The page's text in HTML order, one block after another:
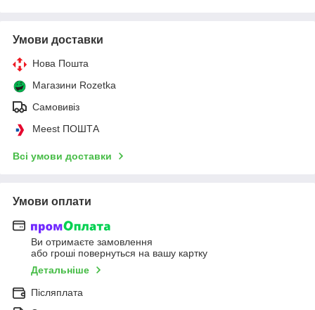
Умови доставки
Нова Пошта
Магазини Rozetka
Самовивіз
Meest ПОШТА
Всі умови доставки
Умови оплати
Ви отримаєте замовлення
або гроші повернуться на вашу картку
Детальніше
Післяплата